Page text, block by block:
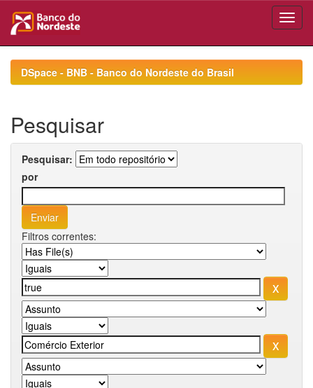
navigationDSpace - BNB - Banco do Nordeste do Brasil
Pesquisar
Pesquisar:
por
Filtros correntes: